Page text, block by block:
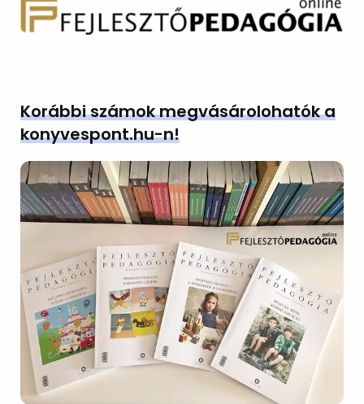
Korábbi számok megvásárolohatók a
konyvespont.hu-n!